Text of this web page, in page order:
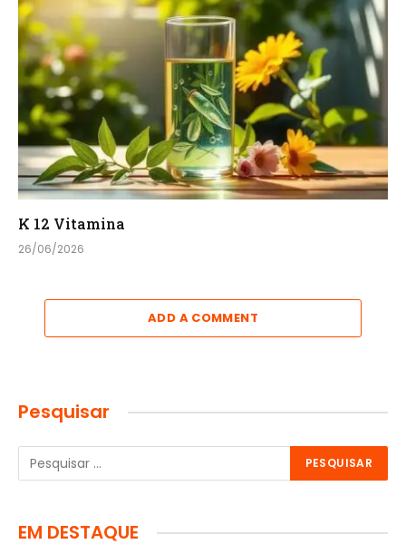
K 12 Vitamina
26/06/2026
ADD A COMMENT
Pesquisar
EM DESTAQUE